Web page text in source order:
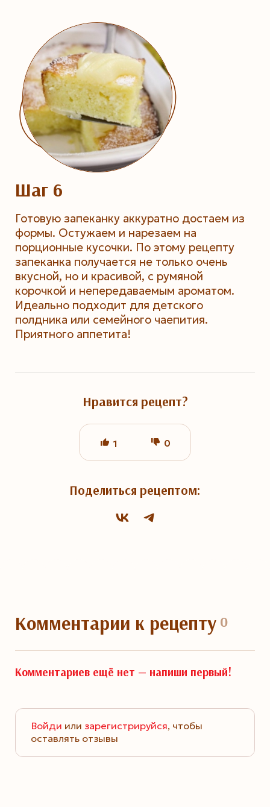
Шаг 6
Готовую запеканку аккуратно достаем из
формы. Остужаем и нарезаем на
порционные кусочки. По этому рецепту
запеканка получается не только очень
вкусной, но и красивой, с румяной
корочкой и непередаваемым ароматом.
Идеально подходит для детского
полдника или семейного чаепития.
Приятного аппетита!
Нравится рецепт?
1 0
Поделиться рецептом:
Комментарии к рецепту0
Комментариев ещё нет — напиши первый!
Войди или зарегистрируйся, чтобы
оставлять отзывы